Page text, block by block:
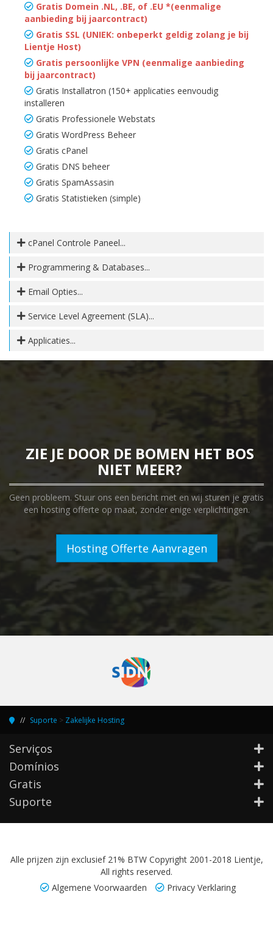
Gratis Domein .NL, .BE, of .EU *(eenmalige
aanbieding bij jaarcontract)
Gratis SSL (UNIEK: onbeperkt geldig zolang je bij
Lientje Host)
Gratis persoonlijke VPN (eenmalige aanbieding
bij jaarcontract)
Gratis Installatron (150+ applicaties eenvoudig
installeren
Gratis Professionele Webstats
Gratis WordPress Beheer
Gratis cPanel
Gratis DNS beheer
Gratis SpamAssasin
Gratis Statistieken (simple)
cPanel Controle Paneel...
Programmering & Databases...
Email Opties...
Service Level Agreement (SLA)...
Applicaties...
ZIE JE DOOR DE BOMEN HET BOS
NIET MEER?
Geen probleem. Stuur ons een bericht met en wij sturen je gratis
een hosting offerte op maat, zonder enige verplichtingen.
Hosting Offerte Aanvragen
Suporte > Zakelijke Hosting
Serviços
Domínios
Gratis
Suporte
Alle prijzen zijn exclusief 21% BTW Copyright 2001-2018 Lientje,
All rights reserved.
Algemene Voorwaarden
Privacy Verklaring